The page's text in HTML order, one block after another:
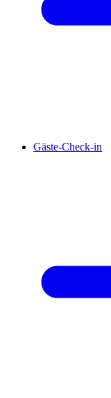
Gäste-Check-in